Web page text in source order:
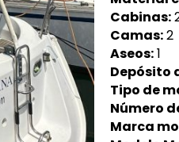
Cabinas:
Camas:2
Aseos:1
Depósito
Tipo de
Número
Marca